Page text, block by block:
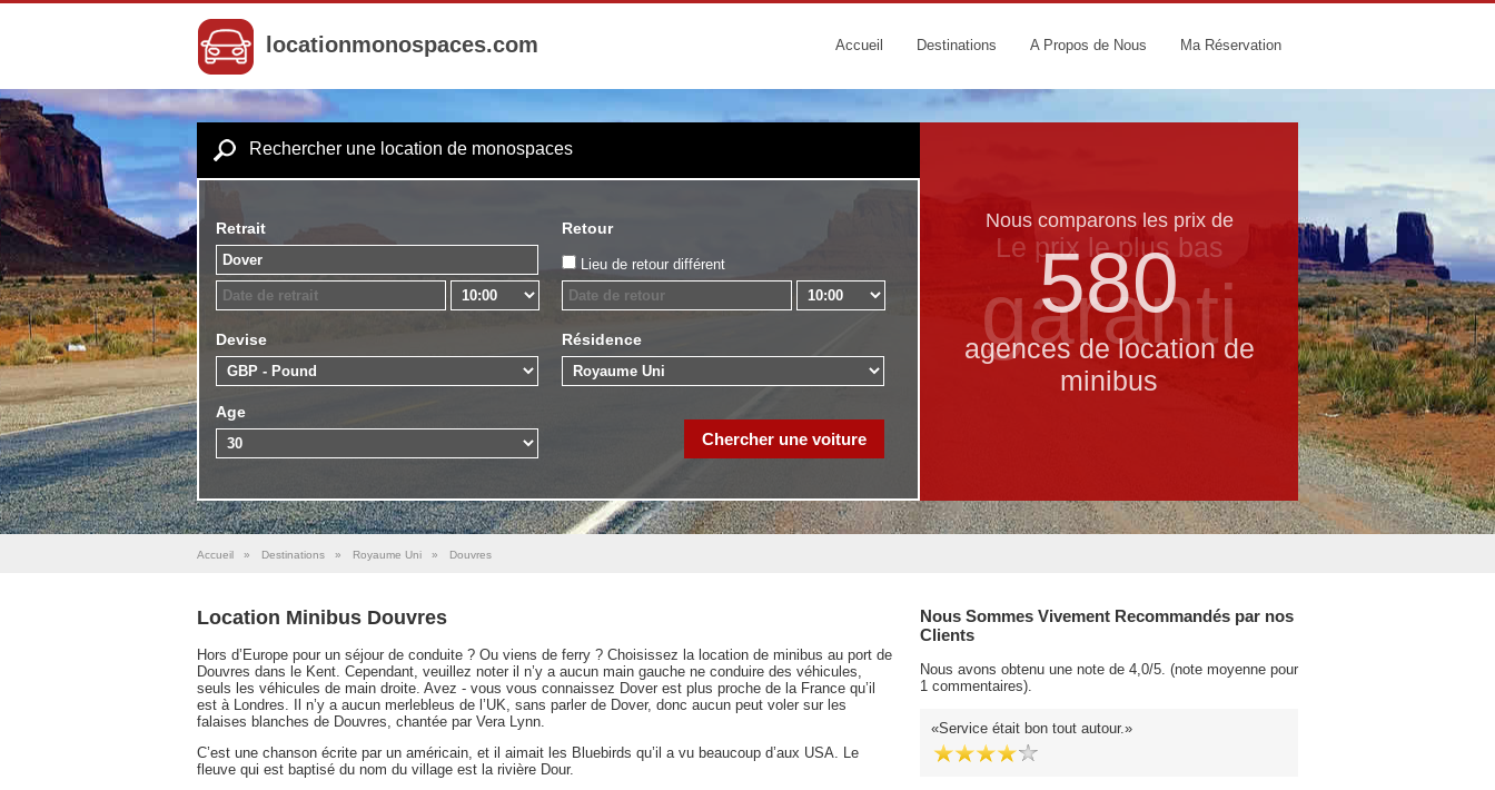
locationmonospaces.com Accueil Destinations A Propos de Nous Ma Réservation
Rechercher une location de monospaces
Retrait Retour
Lieu de retour différent
Devise Résidence
Age
Nous comparons les prix de
580
agences de location de
minibus
Le prix le​ plus bas
garanti
Accueil » Destinations » Royaume Uni » Douvres
Location Minibus Douvres
Hors d’Europe pour un séjour de conduite ? Ou viens de ferry ? Choisissez la location de minibus au port de
Douvres dans le Kent. Cependant, veuillez noter il n’y a aucun main gauche ne conduire des véhicules,
seuls les véhicules de main droite. Avez - vous vous connaissez Dover est plus proche de la France qu’il
est à Londres. Il n’y a aucun merlebleus de l’UK, sans parler de Dover, donc aucun peut voler sur les
falaises blanches de Douvres, chantée par Vera Lynn.
C’est une chanson écrite par un américain, et il aimait les Bluebirds qu’il a vu beaucoup d’aux USA. Le
fleuve qui est baptisé du nom du village est la rivière Dour.
Nous Sommes Vivement Recommandés par nos
Clients
Nous avons obtenu une note de 4,0/5. (note moyenne pour
1 commentaires).
Service était bon tout autour.